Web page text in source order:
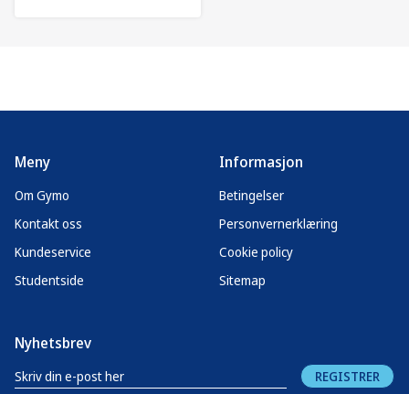
Meny
Om Gymo
Kontakt oss
Kundeservice
Studentside
Informasjon
Betingelser
Personvernerklæring
Cookie policy
Sitemap
Nyhetsbrev
REGISTRER